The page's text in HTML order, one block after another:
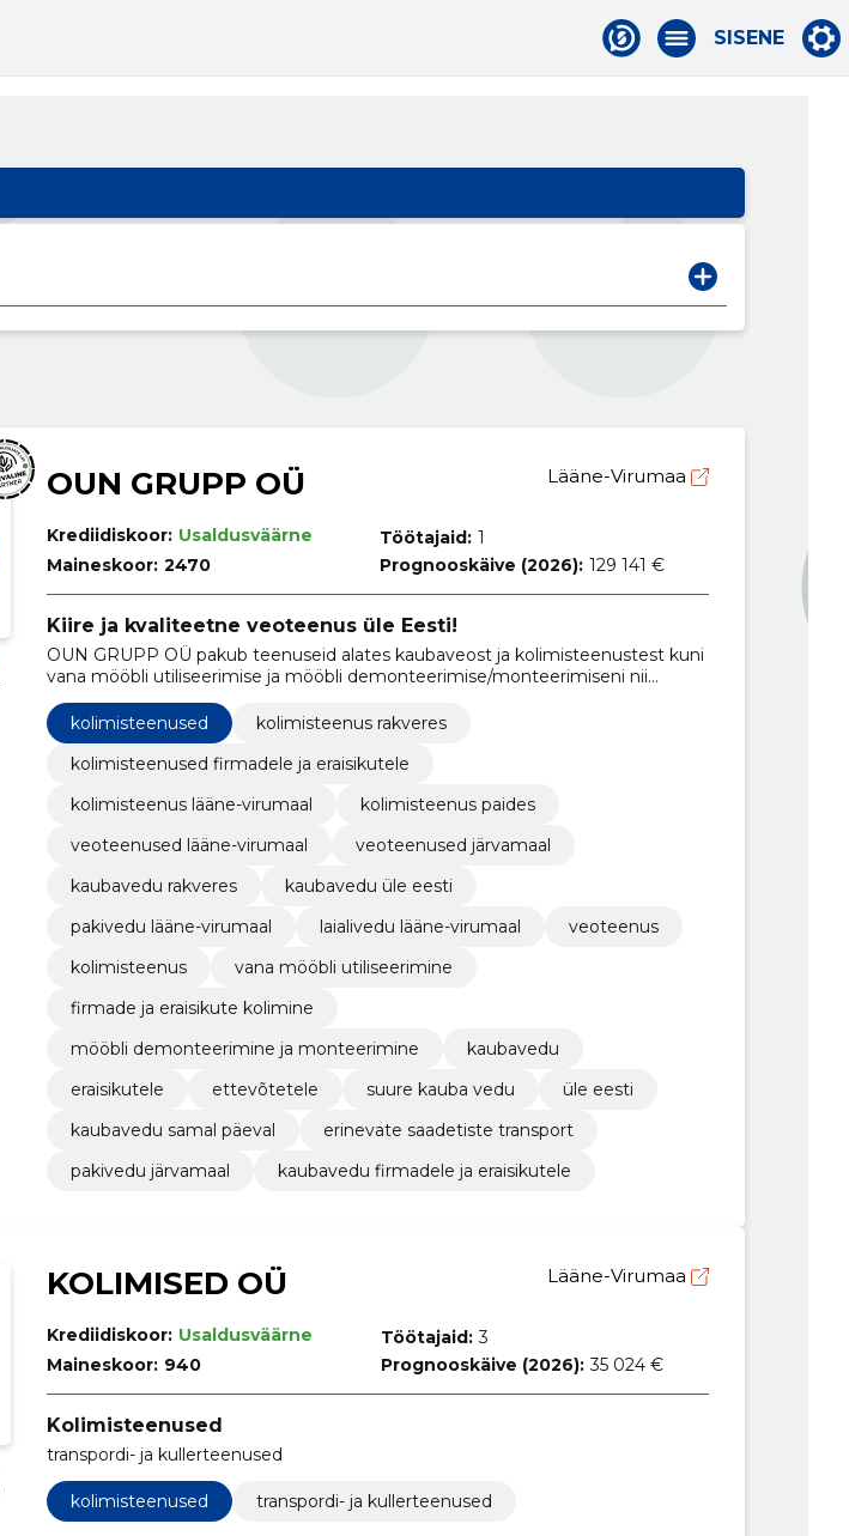
SISENE
OUN GRUPP OÜ Lääne-Virumaa
Krediidiskoor: Usaldusväärne
Maineskoor: 2470
Töötajaid: 1
Prognooskäive (2026): 129 141 €
Kiire ja kvaliteetne veoteenus üle Eesti!
OUN GRUPP OÜ pakub teenuseid alates kaubaveost ja kolimisteenustest kuni
vana mööbli utiliseerimise ja mööbli demonteerimise/monteerimiseni nii
Rakveres, Lääne-Virumaal kui ka kogu Eestis.
kolimisteenused
kolimisteenus rakveres
kolimisteenused firmadele ja eraisikutele
kolimisteenus lääne-virumaal
kolimisteenus paides
veoteenused lääne-virumaal
veoteenused järvamaal
kaubavedu rakveres
kaubavedu üle eesti
pakivedu lääne-virumaal
laialivedu lääne-virumaal
veoteenus
kolimisteenus
vana mööbli utiliseerimine
firmade ja eraisikute kolimine
mööbli demonteerimine ja monteerimine
kaubavedu
eraisikutele
ettevõtetele suure kauba vedu
üle eesti
kaubavedu samal päeval
erinevate saadetiste transport
pakivedu järvamaal
kaubavedu firmadele ja eraisikutele
KOLIMISED OÜ Lääne-Virumaa
Krediidiskoor: Usaldusväärne
Maineskoor: 940
Töötajaid: 3
Prognooskäive (2026): 35 024 €
Kolimisteenused
transpordi- ja kullerteenused
kolimisteenused transpordi- ja kullerteenused